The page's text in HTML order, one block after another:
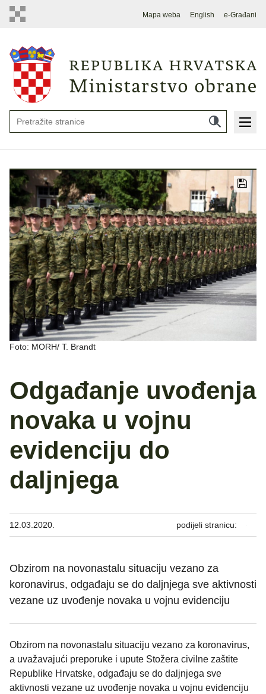
Mapa weba English e-Građani
Foto: MORH/ T. Brandt
Odgađanje uvođenja
novaka u vojnu
evidenciju do
daljnjega
12.03.2020. podijeli stranicu:
Obzirom na novonastalu situaciju vezano za
koronavirus, odgađaju se do daljnjega sve aktivnosti
vezane uz uvođenje novaka u vojnu evidenciju
Obzirom na novonastalu situaciju vezano za koronavirus,
a uvažavajući preporuke i upute Stožera civilne zaštite
Republike Hrvatske, odgađaju se do daljnjega sve
aktivnosti vezane uz uvođenje novaka u vojnu evidenciju